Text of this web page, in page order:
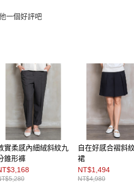
一個好評吧
實柔感內細絨斜紋九
錐形褲
自在好感合褶斜
裙
NT$1,494
NT$4,980